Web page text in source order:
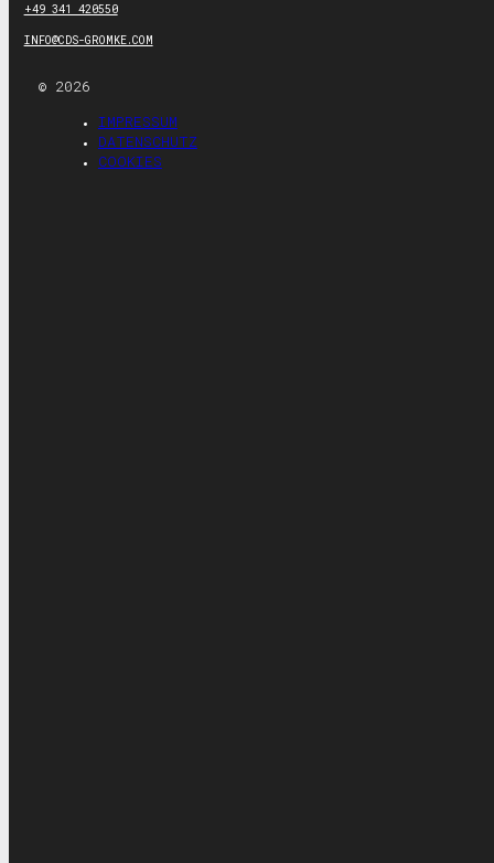
+49 341 420550
INFO@CDS-GROMKE.COM
© 2026
IMPRESSUM
DATENSCHUTZ
COOKIES